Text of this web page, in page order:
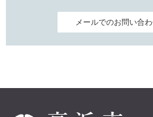
メールでのお問い合